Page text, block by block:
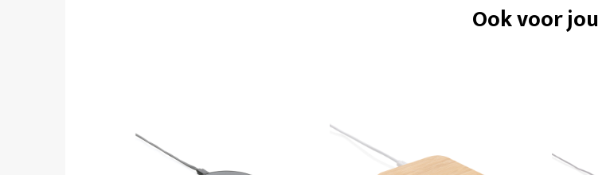
Ook voor jou